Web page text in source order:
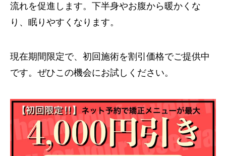
流れを促進します。下半身やお腹から暖かくな
り、眠りやすくなります。
現在期間限定で、初回施術を割引価格でご提供中
です。ぜひこの機会にお試しください。